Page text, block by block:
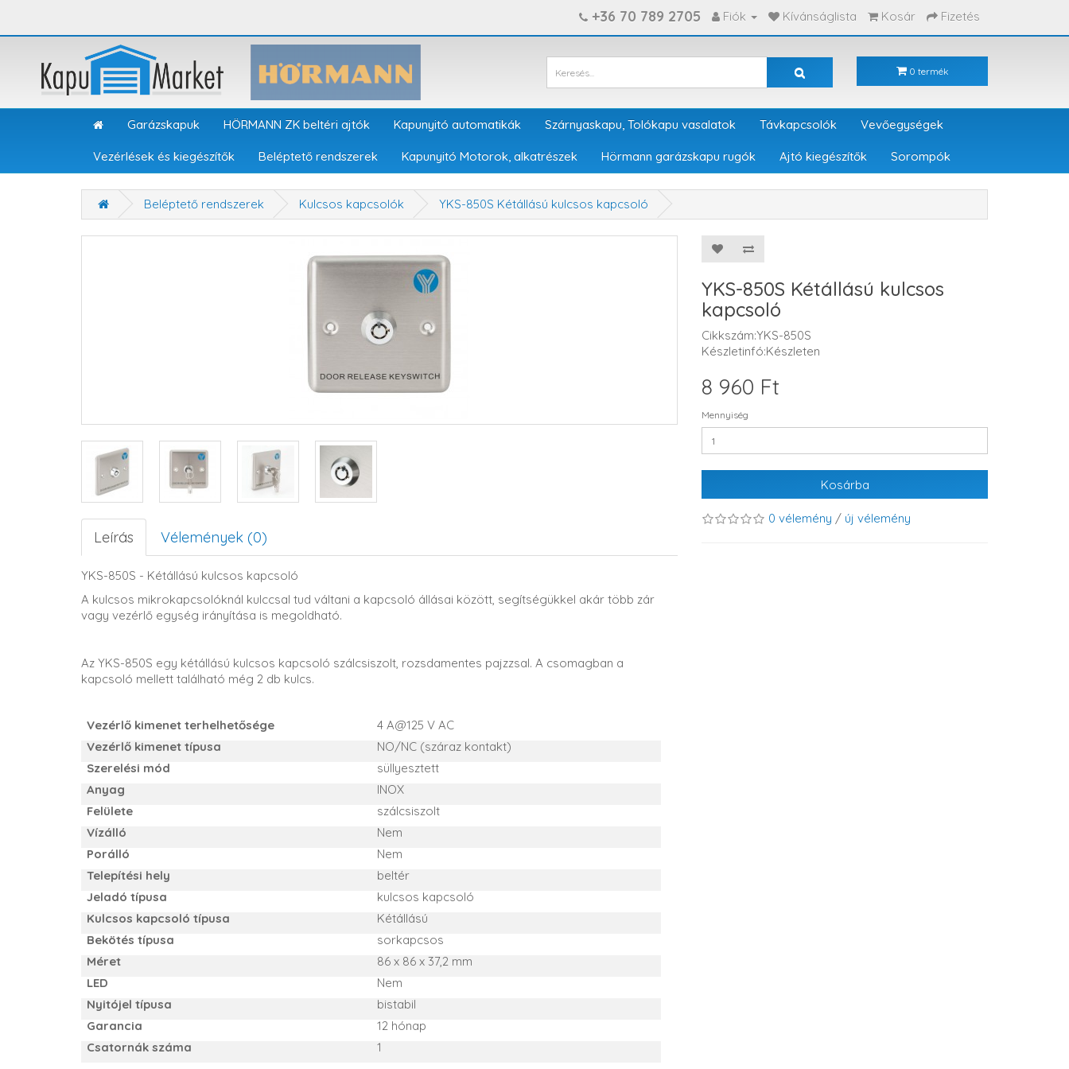
+36 70 789 2705 Fiók Kívánságlista Kosár Fizetés
0 termék
Garázskapuk HÖRMANN ZK beltéri ajtók Kapunyitó automatikák Szárnyaskapu, Tolókapu vasalatok Távkapcsolók Vevőegységek
Vezérlések és kiegészítők Beléptető rendszerek Kapunyitó Motorok, alkatrészek Hörmann garázskapu rugók Ajtó kiegészítők Sorompók
Beléptető rendszerek Kulcsos kapcsolók YKS-850S Kétállású kulcsos kapcsoló
Leírás Vélemények (0)
YKS-850S - Kétállású kulcsos kapcsoló
A kulcsos mikrokapcsolóknál kulccsal tud váltani a kapcsoló állásai között, segítségükkel akár több zár
vagy vezérlő egység irányítása is megoldható.
Az YKS-850S egy kétállású kulcsos kapcsoló szálcsiszolt, rozsdamentes pajzzsal. A csomagban a
kapcsoló mellett található még 2 db kulcs.
Vezérlő kimenet terhelhetősége
4 A@125 V AC
Vezérlő kimenet típusa
NO/NC (száraz kontakt)
Szerelési mód
süllyesztett
Anyag
INOX
Felülete
szálcsiszolt
Vízálló
Nem
Porálló
Nem
Telepítési hely
beltér
Jeladó típusa
kulcsos kapcsoló
Kulcsos kapcsoló típusa
Kétállású
Bekötés típusa
sorkapcsos
Méret
86 x 86 x 37,2 mm
LED
Nem
Nyitójel típusa
bistabil
Garancia
12 hónap
Csatornák száma
1
YKS-850S Kétállású kulcsos
kapcsoló
Cikkszám:YKS-850S
Készletinfó:Készleten
8 960 Ft
Mennyiség
Kosárba
0 vélemény / új vélemény